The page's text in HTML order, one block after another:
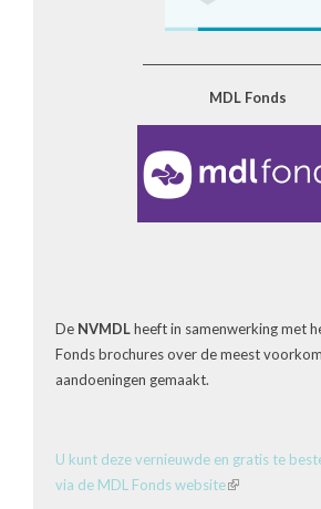
MDL Fonds
De NVMDLheeft in samenwerking met
Fonds brochures over de meest
aandoeningen gemaakt.
U kunt deze vernieuwde en gratis te
via de MDL Fonds website(link